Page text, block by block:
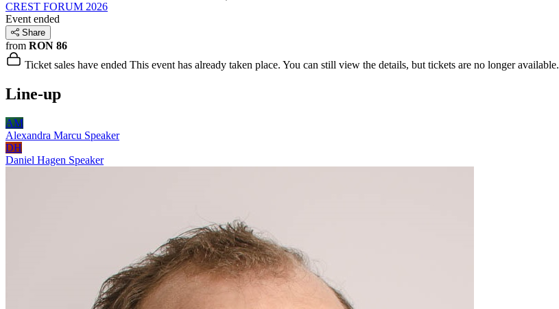
CREST FORUM 2026
Event ended
Share
from RON 86
Ticket sales have ended This event has already taken place. You can still view the details, but tickets are no longer available.
Line-up
AM
Alexandra Marcu Speaker
DH
Daniel Hagen Speaker